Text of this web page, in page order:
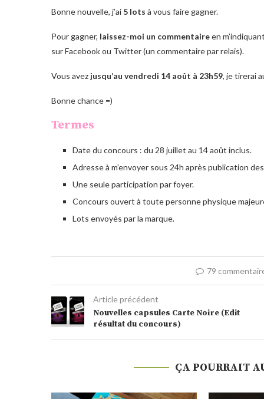
Bonne nouvelle, j’ai 5 lots à vous faire gagner.
Pour gagner, laissez-moi un commentaireen
sur Facebook ou Twitter (un commentaire par relais).
Vous avez jusqu’au vendredi 14 août à 23h59, je tirerai
Bonne chance =)
Termes
Date du concours : du 28 juillet au 14 août inclus.
Adresse à m’envoyer sous 24h après publication
Une seule participation par foyer.
Concours ouvert à toute personne physique
Lots envoyés par la marque.
79
Article précédent
Nouvelles capsules Carte Noire (Edit
résultat du concours)
ÇA POURRAIT